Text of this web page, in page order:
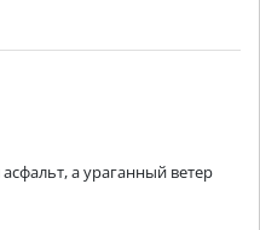
а ураганный ветер